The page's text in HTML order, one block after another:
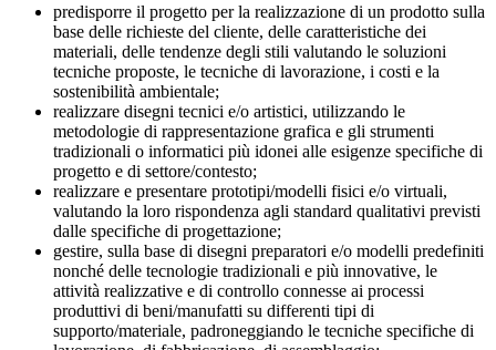
predisporre il progetto per la realizzazione di un prodotto sulla
base delle richieste del cliente, delle caratteristiche dei
materiali, delle tendenze degli stili valutando le soluzioni
tecniche proposte, le tecniche di lavorazione, i costi e la
sostenibilità ambientale;
realizzare disegni tecnici e/o artistici, utilizzando le
metodologie di rappresentazione grafica e gli strumenti
tradizionali o informatici più idonei alle esigenze specifiche di
progetto e di settore/contesto;
realizzare e presentare prototipi/modelli fisici e/o virtuali,
valutando la loro rispondenza agli standard qualitativi previsti
dalle specifiche di progettazione;
gestire, sulla base di disegni preparatori e/o modelli predefiniti
nonché delle tecnologie tradizionali e più innovative, le
attività realizzative e di controllo connesse ai processi
produttivi di beni/manufatti su differenti tipi di
supporto/materiale, padroneggiando le tecniche specifiche di